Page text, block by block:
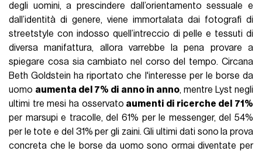
degli uomini, a prescindere dall’orientamento sessuale e
dall’identità di genere, viene immortalata dai fotografi di
streetstyle con indosso quell’intreccio di pelle e tessuti di
diversa manifattura, allora varrebbe la pena provare a
spiegare cosa sia cambiato nel corso del tempo. Circana
Beth Goldstein ha riportato che l'interesse per le borse da
uomo aumenta del 7% di anno in anno, mentre Lyst negli
ultimi tre mesi ha osservato aumenti di ricerche del 71%
per marsupi e tracolle, del 61% per le messenger, del 54%
per le tote e del 31% per gli zaini. Gli ultimi dati sono la prova
concreta che le borse da uomo sono ormai diventate per